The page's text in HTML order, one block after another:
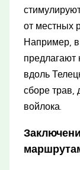
от местных
Например, в
предлагают
вдоль
сборе трав,
войлока.